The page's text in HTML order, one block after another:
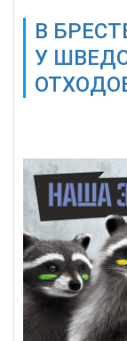
В
У
Также